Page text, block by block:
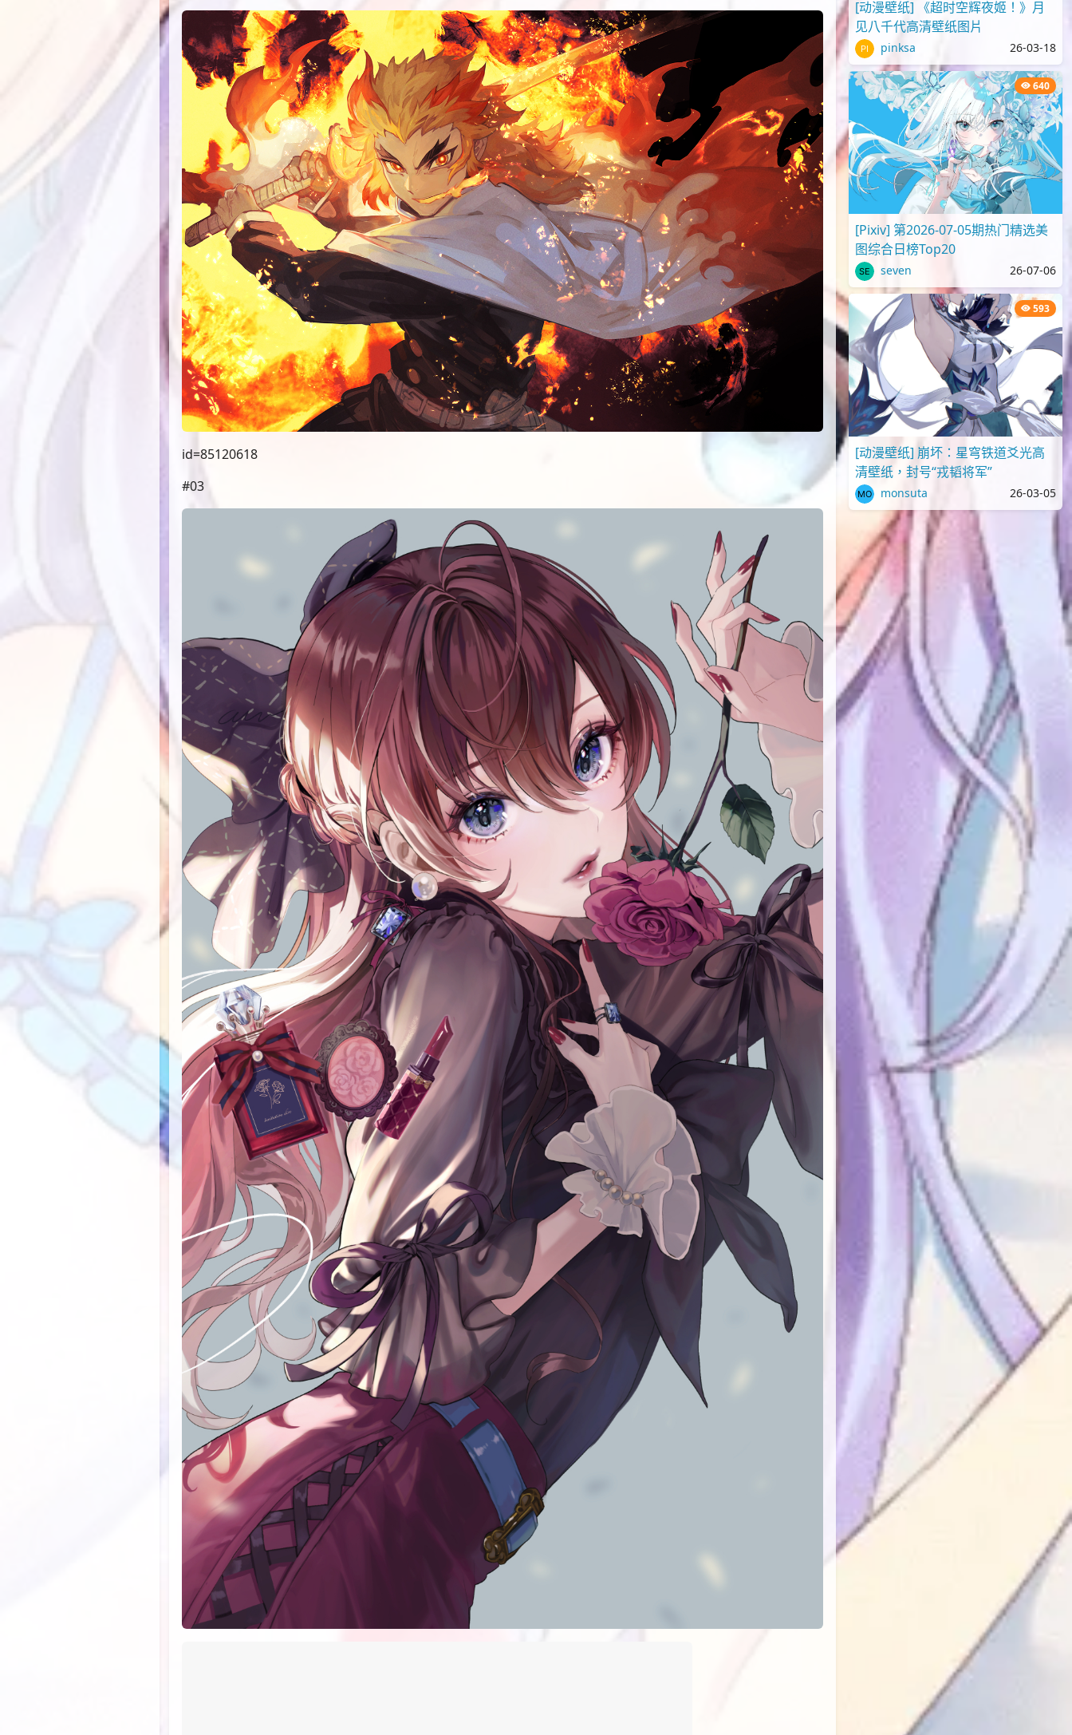
id=85120618
#03
[动漫壁纸] 《超时空辉夜姬！》月
见八千代高清壁纸图片
pinksa 26-03-18
640
[Pixiv] 第2026-07-05期热门精选美
图综合日榜Top20
seven 26-07-06
593
[动漫壁纸] 崩坏：星穹铁道爻光高
清壁纸，封号“戎韬将军”
monsuta 26-03-05